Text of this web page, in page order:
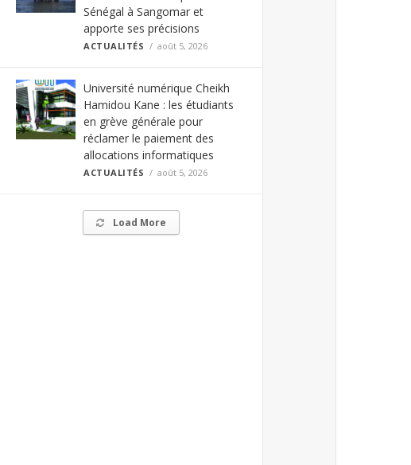
Sénégal à Sangomar et
apporte ses précisions
ACTUALITÉS août 5, 2026
Université numérique Cheikh
Hamidou Kane : les étudiants
en grève générale pour
réclamer le paiement des
allocations informatiques
ACTUALITÉS août 5, 2026
Load More